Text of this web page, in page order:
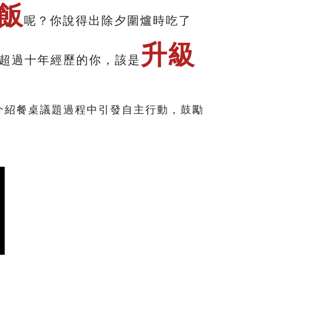
呢？你說得出除夕圍爐時吃了
過十年經歷的你，該是 升級
餐桌議題過程中引發自主行動，鼓勵